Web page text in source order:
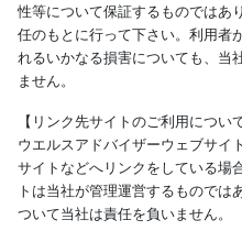
性等について保証するものではあ
任のもとに行って下さい。利用者
れるいかなる損害についても、当
ません。
【リンク先サイトのご利用について
ウエルスアドバイザーウェブサイ
サイトなどへリンクをしている場
トは当社が管理運営するものでは
ついて当社は責任を負いません。